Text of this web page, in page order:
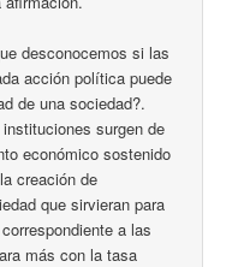
desconocemos si las
acción política puede
de una sociedad?.
surgen de
económico sostenido
creación de
que sirvieran para
a las
más con la tasa